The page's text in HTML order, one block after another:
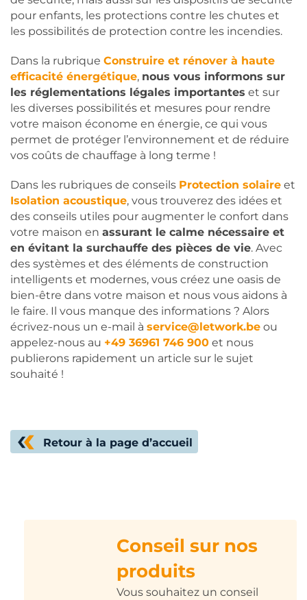
pour enfants, les protections contre les chutes et
les possibilités de protection contre les incendies.
Dans la rubrique Construire et rénover à haute
efficacité énergétique, nous vous informons sur
les réglementations légales importantes et sur
les diverses possibilités et mesures pour rendre
votre maison économe en énergie, ce qui vous
permet de protéger l’environnement et de réduire
vos coûts de chauffage à long terme !
Dans les rubriques de conseils Protection solaire et
Isolation acoustique, vous trouverez des idées et
des conseils utiles pour augmenter le confort dans
votre maison en assurant le calme nécessaire et
en évitant la surchauffe des pièces de vie. Avec
des systèmes et des éléments de construction
intelligents et modernes, vous créez une oasis de
bien-être dans votre maison et nous vous aidons à
le faire. Il vous manque des informations ? Alors
écrivez-nous un e-mail à service@letwork.be ou
appelez-nous au +49 36961 746 900 et nous
publierons rapidement un article sur le sujet
souhaité !
Retour à la page d’accueil
Conseil sur nos
produits
Vous souhaitez un conseil